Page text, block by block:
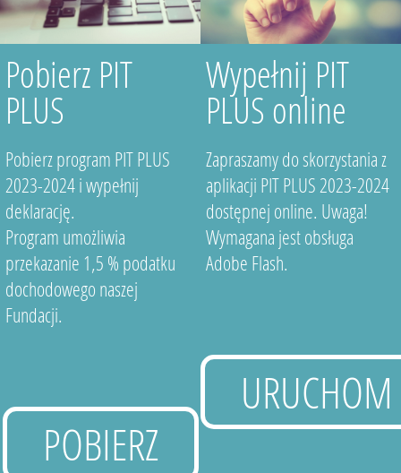
Pobierz PIT
PLUS
Pobierz program PIT PLUS
2023-2024 i wypełnij
deklarację.
Program umożliwia
przekazanie 1,5 % podatku
dochodowego naszej
Fundacji.
POBIERZ
Wypełnij PIT
PLUS online
Zapraszamy do skorzystania z
aplikacji PIT PLUS 2023-2024
dostępnej online. Uwaga!
Wymagana jest obsługa
Adobe Flash.
URUCHOM